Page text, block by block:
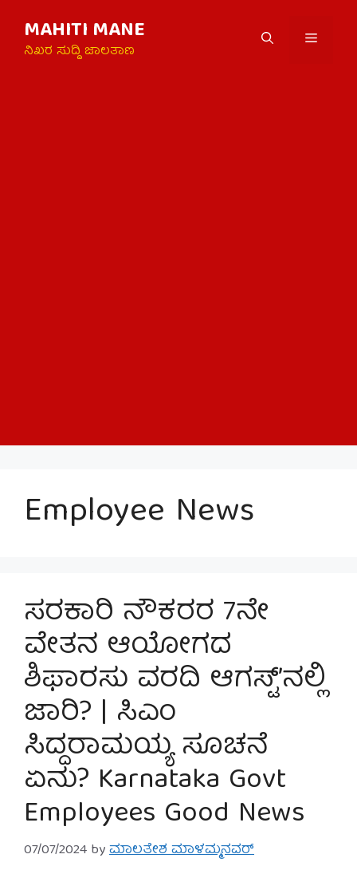
content
MAHITI MANE
ನಿಖರ ಸುದ್ದಿ ಜಾಲತಾಣ
Menu
Employee News
ಸರಕಾರಿ ನೌಕರರ 7ನೇ
ವೇತನ ಆಯೋಗದ
ಶಿಫಾರಸು ವರದಿ ಆಗಸ್ಟ್’ನಲ್ಲಿ
ಜಾರಿ? | ಸಿಎಂ
ಸಿದ್ದರಾಮಯ್ಯ ಸೂಚನೆ
ಏನು? Karnataka Govt
Employees Good News
07/07/2024 byಮಾಲತೇಶ ಮಾಳಮ್ಮನವರ್